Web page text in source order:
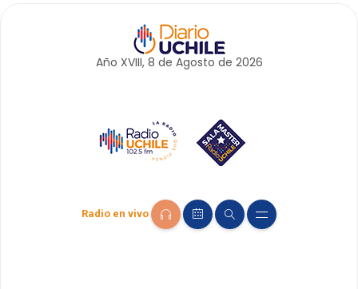
Año XVIII, 8 de Agosto de 2026
Radio en vivo